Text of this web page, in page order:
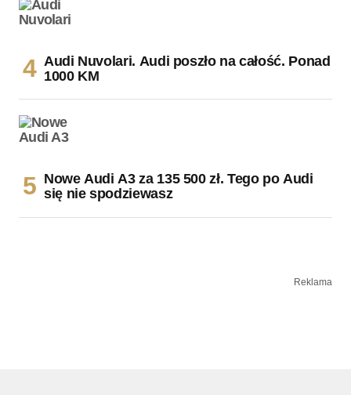
Audi Nuvolari. Audi poszło na całość. Ponad
1000 KM
Nowe Audi A3 za 135 500 zł. Tego po Audi
się nie spodziewasz
Reklama